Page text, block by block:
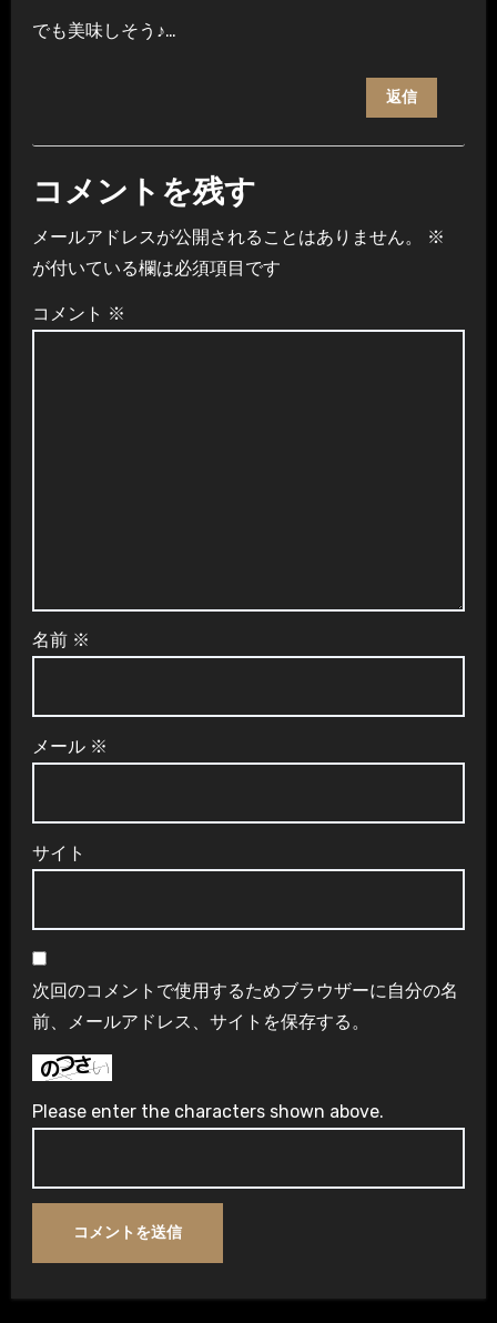
でも美味しそう♪…
返信
コメントを残す
メールアドレスが公開されることはありません。
※
が付いている欄は必須項目です
コメント ※
名前 ※
メール ※
サイト
次回のコメントで使用するためブラウザーに自分の名
前、メールアドレス、サイトを保存する。
Please enter the characters shown above.